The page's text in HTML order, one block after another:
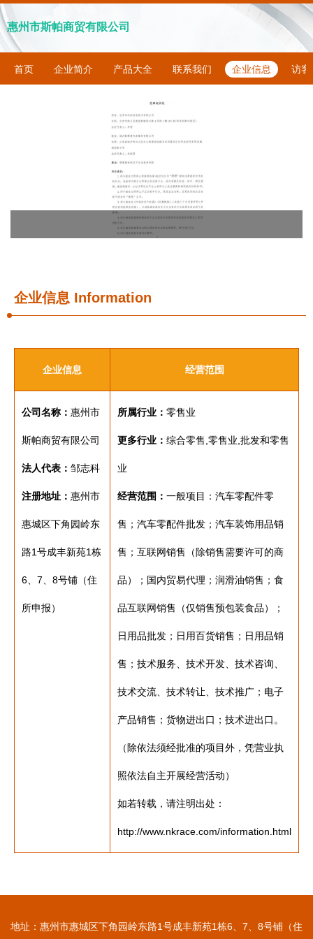
惠州市斯帕商贸有限公司
首页 企业简介 产品大全 联系我们 企业信息 访客
企业信息 Information
企业信息 经营范围
公司名称： 惠州市
斯帕商贸有限公司
法人代表： 邹志科
注册地址： 惠州市
惠城区下角园岭东
路1号成丰新苑1栋
6、7、8号铺（住
所申报）
所属行业： 零售业
更多行业： 综合零售,零售业,批发和零售
业
经营范围： 一般项目：汽车零配件零
售；汽车零配件批发；汽车装饰用品销
售；互联网销售（除销售需要许可的商
品）；国内贸易代理；润滑油销售；食
品互联网销售（仅销售预包装食品）；
日用品批发；日用百货销售；日用品销
售；技术服务、技术开发、技术咨询、
技术交流、技术转让、技术推广；电子
产品销售；货物进出口；技术进出口。
（除依法须经批准的项目外，凭营业执
照依法自主开展经营活动）
如若转载，请注明出处：
http://www.nkrace.com/information.html
地址：惠州市惠城区下角园岭东路1号成丰新苑1栋6、7、8号铺（住